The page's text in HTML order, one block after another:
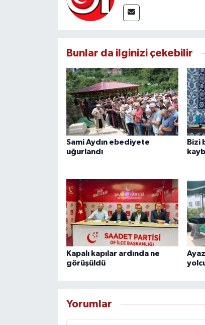
Bunlar da ilginizi çekebilir
Sami Aydın ebediyete
uğurlandı
Bizi
Kapalı kapılar ardında ne
görüşüldü
Yorumlar